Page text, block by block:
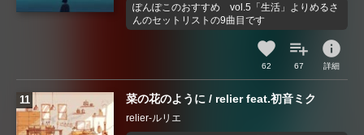
ぽんぽこのおすすめ vol.5「生活」よりめるさ
んのセットリストの9曲目です
62 67
info
詳細
菜の花のように / relier feat.初音ミク
relier-ルリエ